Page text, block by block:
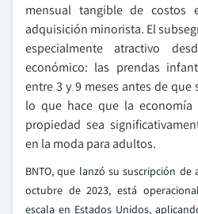
mensual tangible de costos
adquisición minorista. El
especialmente atractivo
económico: las prendas
entre 3 y 9 meses antes de
lo que hace que la
propiedad sea
en la moda para adultos.
BNTO, que lanzó su suscripción
octubre de 2023, está
escala en Estados Unidos,